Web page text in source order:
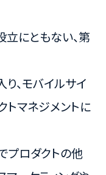
にともない、第
、モバイルサイ
トマネジメントに
プロダクトの他